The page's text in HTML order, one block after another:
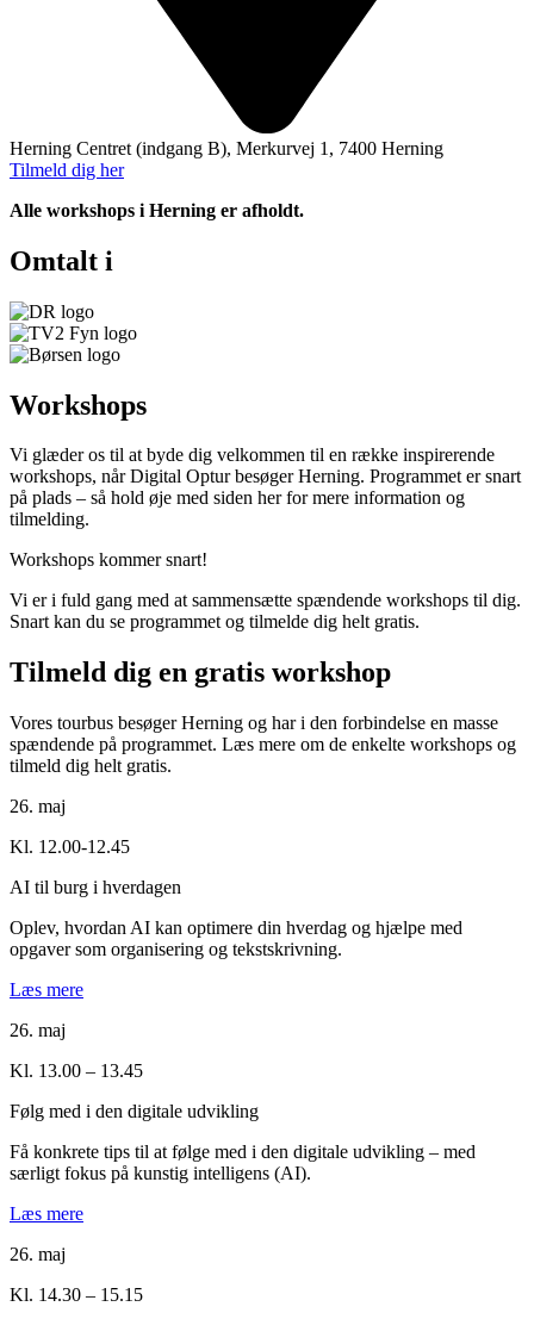
Herning Centret (indgang B), Merkurvej 1, 7400 Herning
Tilmeld dig her
Alle workshops i Herning er afholdt.
Omtalt i
Workshops
Vi glæder os til at byde dig velkommen til en række inspirerende
workshops, når Digital Optur besøger Herning. Programmet er snart
på plads – så hold øje med siden her for mere information og
tilmelding.
Workshops kommer snart!
Vi er i fuld gang med at sammensætte spændende workshops til dig.
Snart kan du se programmet og tilmelde dig helt gratis.
Tilmeld dig en gratis workshop​​
Vores tourbus besøger Herning og har i den forbindelse en masse
spændende på programmet. Læs mere om de enkelte workshops og
tilmeld dig helt gratis.
26. maj
Kl. 12.00-12.45
AI til burg i hverdagen
Oplev, hvordan AI kan optimere din hverdag og hjælpe med
opgaver som organisering og tekstskrivning.
Læs mere
26. maj
Kl. 13.00 – 13.45
Følg med i den digitale udvikling
Få konkrete tips til at følge med i den digitale udvikling – med
særligt fokus på kunstig intelligens (AI).
Læs mere
26. maj
Kl. 14.30 – 15.15